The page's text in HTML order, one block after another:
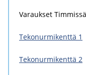
Varaukset
Tekonurmikenttä 1
Tekonurmikenttä 2